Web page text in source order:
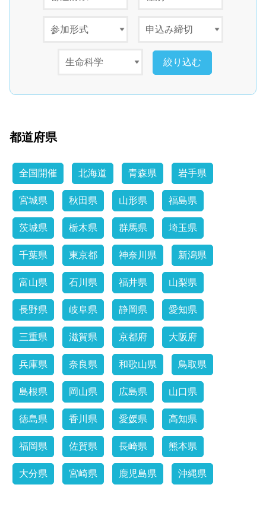
都道府県
全国開催 北海道 青森県 岩手県
宮城県 秋田県 山形県 福島県
茨城県 栃木県 群馬県 埼玉県
千葉県 東京都 神奈川県 新潟県
富山県 石川県 福井県 山梨県
長野県 岐阜県 静岡県 愛知県
三重県 滋賀県 京都府 大阪府
兵庫県 奈良県 和歌山県 鳥取県
島根県 岡山県 広島県 山口県
徳島県 香川県 愛媛県 高知県
福岡県 佐賀県 長崎県 熊本県
大分県 宮崎県 鹿児島県 沖縄県